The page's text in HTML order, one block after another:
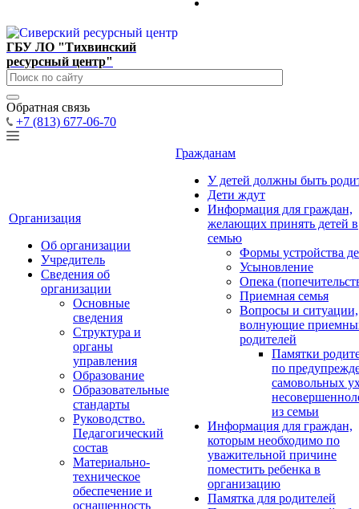
ГБУ ЛО "Тихвинский
ресурсный центр"
Обратная связь
+7 (813) 677-06-70
Организация
Об организации
Учредитель
Сведения об
организации
Основные
сведения
Структура и
органы
управления
Образование
Образовательные
стандарты
Руководство.
Педагогический
состав
Материально-
техническое
обеспечение и
оснащенность
Гражданам
У детей должны быть
Дети ждут
Информация для граждан,
желающих принять детей в
семью
Формы устройства
Усыновление
Опека
Приемная семья
Вопросы и ситуации,
волнующие
родителей
Памятки
по
самовольных
из семьи
Информация для граждан,
которым необходимо по
уважительной причине
поместить ребенка в
организацию
Памятка для родителей